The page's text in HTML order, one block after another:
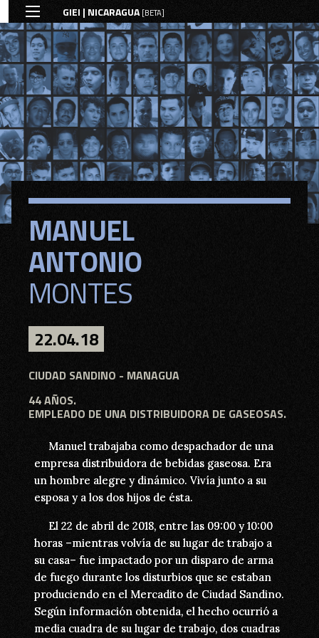
GIEI | NICARAGUA[BETA]
MANUEL
ANTONIO
MONTES
22.04.18
CIUDAD SANDINO
44 AÑOS.
EMPLEADO DE UNA DISTRIBUIDORA DE GASEOSAS.
Manuel trabajaba como despachador de una
empresa distribuidora de bebidas gaseosa. Era
un hombre alegre y dinámico. Vivía junto a su
esposa y a los dos hijos de ésta.
El 22 de abril de 2018, entre las 09:00 y 10:00
horas –mientras volvía de su lugar de trabajo a
su casa– fue impactado por un disparo de arma
de fuego durante los disturbios que se estaban
produciendo en el Mercadito de Ciudad Sandino.
Según información obtenida, el hecho ocurrió a
media cuadra de su lugar de trabajo, dos cuadras
MANUEL
ANTONIO
MONTES
22.04.18
CIUDAD SANDINO - MANAGUA
44 AÑOS.
EMPLEADO DE UNA DISTRIBUIDORA DE GASEOSAS.
Manuel trabajaba como despachador de una
empresa distribuidora de bebidas gaseosa. Era
un hombre alegre y dinámico. Vivía junto a su
esposa y a los dos hijos de ésta.
El 22 de abril de 2018, entre las 09:00 y 10:00
horas –mientras volvía de su lugar de trabajo a
su casa– fue impactado por un disparo de arma
de fuego durante los disturbios que se estaban
produciendo en el Mercadito de Ciudad Sandino.
Según información obtenida, el hecho ocurrió a
media cuadra de su lugar de trabajo, dos cuadras